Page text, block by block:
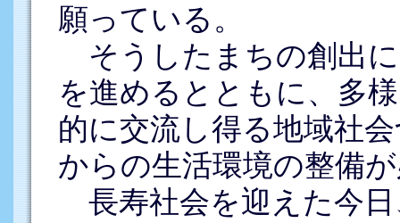
願っている。
そうしたまちの創出
を進めるとともに、多
的に交流し得る地域社
からの生活環境の整備
長寿社会を迎えた今